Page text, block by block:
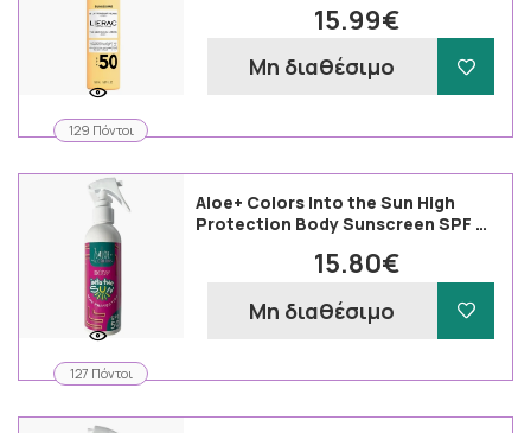
129 Πόντοι
15.99€
Μη διαθέσιμο
127 Πόντοι
Aloe+ Colors Into the Sun High
Protection Body Sunscreen SPF …
15.80€
Μη διαθέσιμο